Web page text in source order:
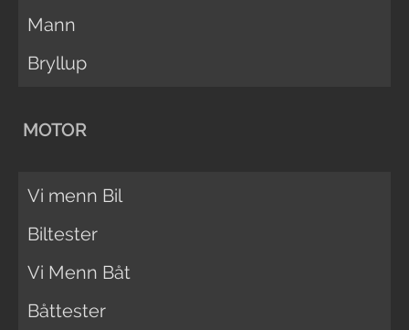
Mann
Bryllup
MOTOR
Vi menn Bil
Biltester
Vi Menn Båt
Båttester